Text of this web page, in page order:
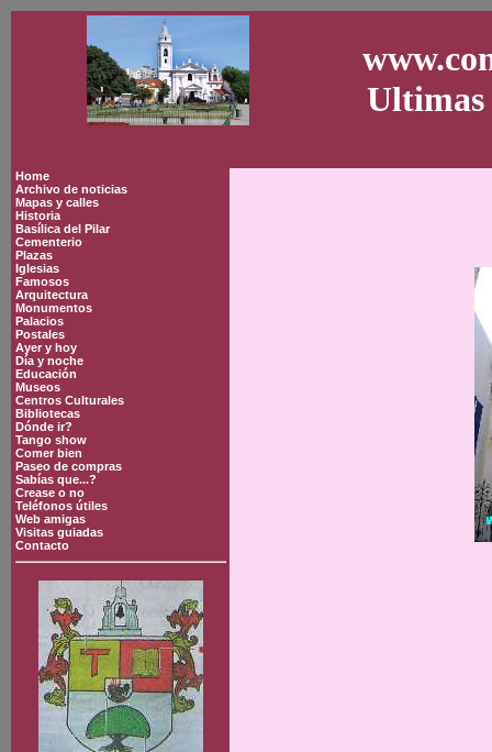
Ultimas
Home
Archivo de noticias
Mapas y calles
Historia
Basílica del Pilar
Cementerio
Plazas
Iglesias
Famosos
Arquitectura
Monumentos
Palacios
Postales
Ayer y hoy
Día y noche
Educación
Museos
Centros Culturales
Bibliotecas
Dónde ir?
Tango show
Comer bien
Paseo de compras
Sabías que...?
Crease o no
Teléfonos útiles
Web amigas
Visitas guiadas
Contacto